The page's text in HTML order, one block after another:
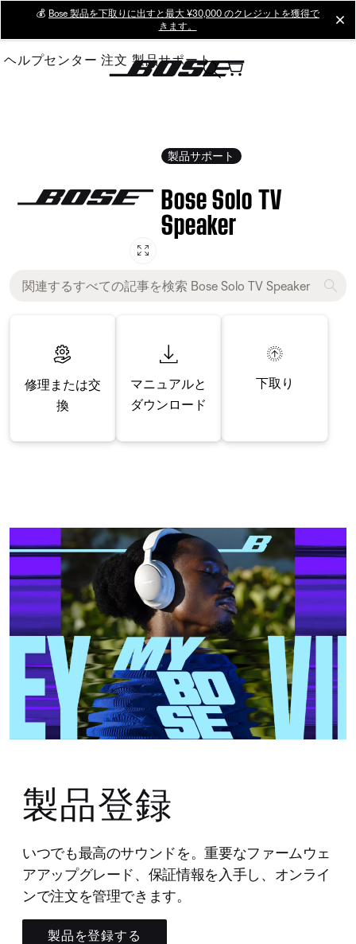
Main
💰 Bose 製品を下取りに出すと最大 ¥30,000 のクレジットを獲得で
きます。
ヘルプセンター 注文 製品サポート
製品サポート
Bose Solo TV
Speaker
修理または交
換
マニュアルと
ダウンロード
下取り
製品登録
いつでも最高のサウンドを。重要なファームウェ
アアップグレード、保証情報を入手し、オンライ
ンで注文を管理できます。
製品を登録する